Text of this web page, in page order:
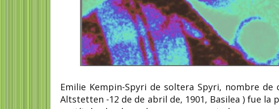
Emilie Kempin-Spyri de soltera Spyri, nombre de
Altstetten -12 de de abril de, 1901, Basilea ) fue la